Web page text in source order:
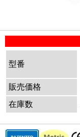
型番
販売価格
在庫数